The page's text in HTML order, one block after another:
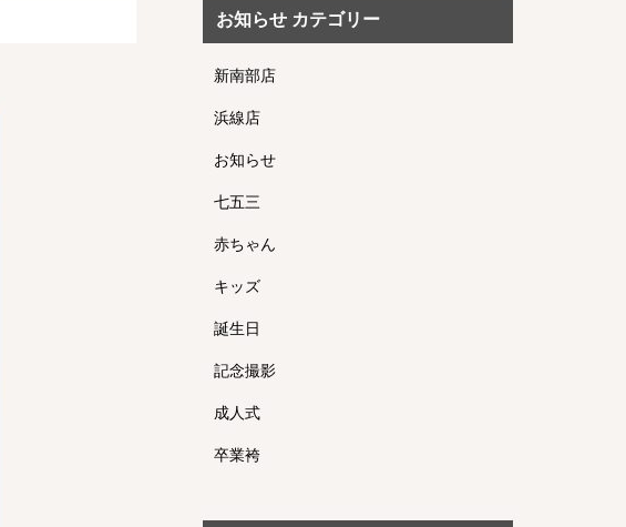
お知らせ カテゴリー
新南部店
浜線店
お知らせ
七五三
赤ちゃん
キッズ
誕生日
記念撮影
成人式
卒業袴